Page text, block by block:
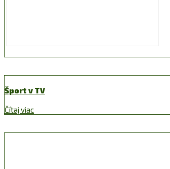
Šport v TV
Čítaj viac